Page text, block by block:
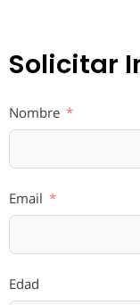
Solicitar
Nombre
Email
Edad